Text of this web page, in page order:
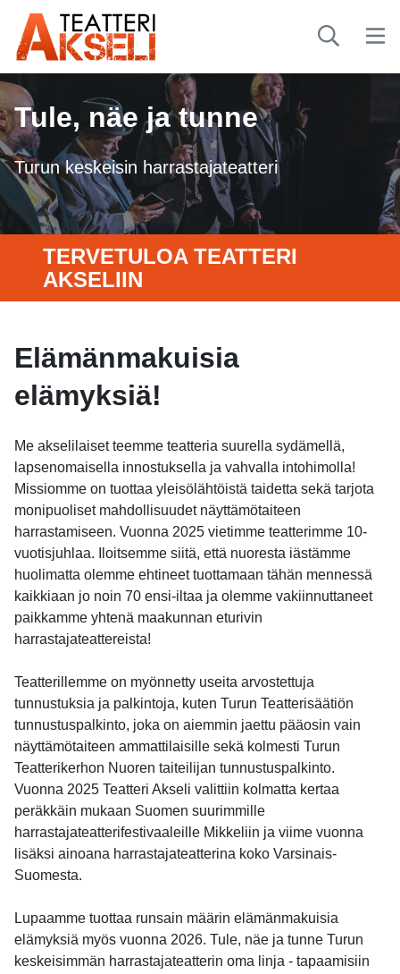
Tule, näe ja tunne
Turun keskeisin harrastajateatteri
TERVETULOA TEATTERI
AKSELIIN
Elämänmakuisia
elämyksiä!
Me akselilaiset teemme teatteria suurella sydämellä,
lapsenomaisella innostuksella ja vahvalla intohimolla!
Missiomme on tuottaa yleisölähtöistä taidetta sekä tarjota
monipuoliset mahdollisuudet näyttämötaiteen
harrastamiseen. Vuonna 2025 vietimme teatterimme 10-
vuotisjuhlaa. Iloitsemme siitä, että nuoresta iästämme
huolimatta olemme ehtineet tuottamaan tähän mennessä
kaikkiaan jo noin 70 ensi-iltaa ja olemme vakiinnuttaneet
paikkamme yhtenä maakunnan eturivin
harrastajateattereista!
Teatterillemme on myönnetty useita arvostettuja
tunnustuksia ja palkintoja, kuten Turun Teatterisäätiön
tunnustuspalkinto, joka on aiemmin jaettu pääosin vain
näyttämötaiteen ammattilaisille sekä kolmesti Turun
Teatterikerhon Nuoren taiteilijan tunnustuspalkinto.
Vuonna 2025 Teatteri Akseli valittiin kolmatta kertaa
peräkkäin mukaan Suomen suurimmille
harrastajateatterifestivaaleille Mikkeliin ja viime vuonna
lisäksi ainoana harrastajateatterina koko Varsinais-
Suomesta.
Lupaamme tuottaa runsain määrin elämänmakuisia
elämyksiä myös vuonna 2026. Tule, näe ja tunne Turun
keskeisimmän harrastajateatterin oma linja - tapaamisiin